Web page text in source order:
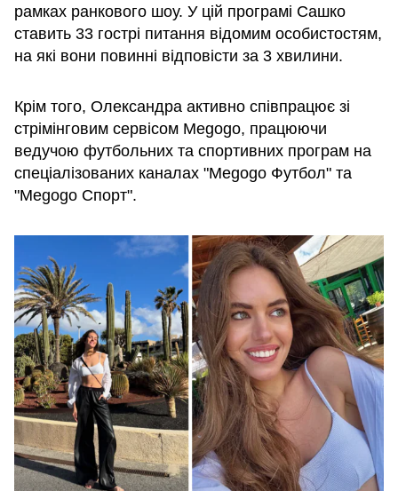
рамках ранкового шоу. У цій програмі Сашко
ставить 33 гострі питання відомим особистостям,
на які вони повинні відповісти за 3 хвилини.
Крім того, Олександра активно співпрацює зі
стрімінговим сервісом Megogo, працюючи
ведучою футбольних та спортивних програм на
спеціалізованих каналах "Megogo Футбол" та
"Megogo Спорт".